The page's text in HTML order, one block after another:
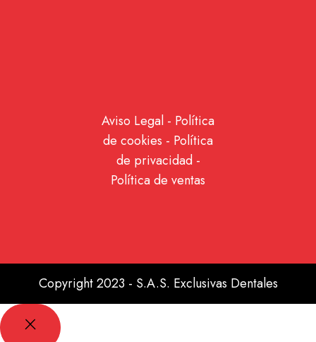
Aviso Legal - Política
de cookies - Política
de privacidad-
Política de ventas
Copyright 2023 - S.A.S. Exclusivas Dentales